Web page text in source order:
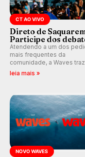
CT AO VIVO
Direto de
Participe dos
Atendendo a um dos
mais frequentes da
comunidade, a Waves
volta os comentários e
Mundial.
leia mais »
NOVO WAVES